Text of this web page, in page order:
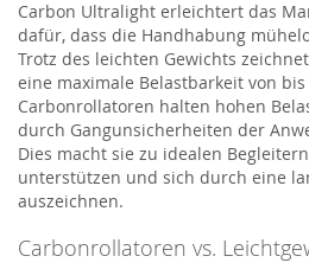
Carbon Ultralight erleichtert das
dafür, dass die Handhabung
Trotz des leichten Gewichts
eine maximale Belastbarkeit von bis
Carbonrollatoren halten hohen
durch Gangunsicherheiten der
Dies macht sie zu idealen
unterstützen und sich durch eine
auszeichnen.
Carbonrollatoren vs.